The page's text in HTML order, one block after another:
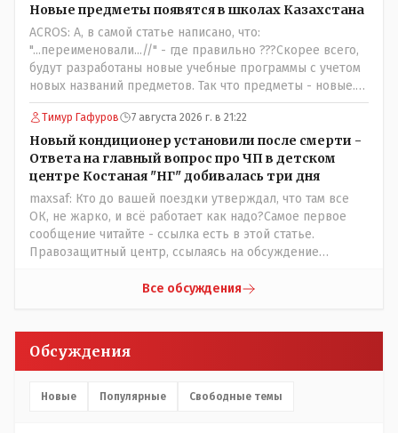
трагедии, то есть 29 июля, когда спешно установили и
воду, и новые кондиционеры, и впервые поставили
температурный режим на контроль. То есть первая
часть - информация до трагедии, вторая часть -
информация после трагедии, когда все уже было
Новые предметы появятся в школах Казахстана
ACROS: А, в самой статье написано, что:
"...переименовали...//" - где правильно ???Скорее всего,
будут разработаны новые учебные программы с учетом
новых названий предметов. Так что предметы - новые.
Хоть и переименованные)
Тимур Гафуров 7 августа 2026 г. в 21:22
Новый кондиционер установили после смерти -
Ответа на главный вопрос про ЧП в детском
центре Костаная "НГ" добивалась три дня
maxsaf: Кто до вашей поездки утверждал, что там все
ОК, не жарко, и всё работает как надо?Самое первое
сообщение читайте - ссылка есть в этой статье.
Правозащитный центр, ссылаясь на обсуждение
прислали ему в виде аудиосообщений, пишет, что
настоящему времени их установили только в
помещениях, предназначенных для административно-
установлены кондиционеры, питьевой и температурный
Все обсуждения
Обсуждения
Новые Популярные Свободные темы